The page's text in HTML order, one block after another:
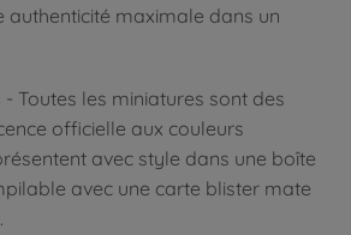
authenticité maximale dans un
- Toutes les miniatures sont des
officielle aux couleurs
avec style dans une boîte
avec une carte blister mate